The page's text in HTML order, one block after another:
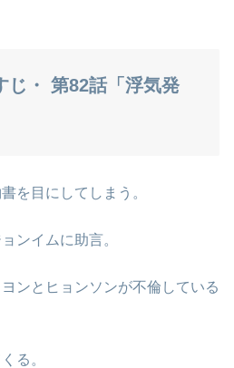
じ・ 第82話「浮気発
を目にしてしまう。
ンイムに助言。
ンとヒョンソンが不倫している
る。